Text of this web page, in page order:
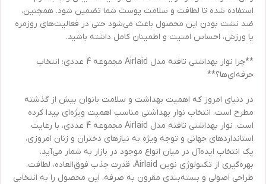
استفاده شده تا لطافت و سلامت پوست شما تضمین شود. همچنین،
ضد نشت بودن این محصول باعث می‌شود حتی در فعالیت‌های روزمره
یا ورزش، احساس امنیت و اطمینان کامل داشته باشید.
**چرا نوار بهداشتی تافته مدل Airlaid مجموعه 4 عددی؛ انتخاب
حرفه‌ای‌ها؟**
در دنیای امروز که اهمیت بهداشت و سلامت بانوان بیش از گذشته
مطرح است، انتخاب نوار بهداشتی مناسب اهمیت ویژه‌ای پیدا کرده
است. نوار بهداشتی تافته مدل Airlaid مجموعه 4 عددی، با رعایت
استانداردهای جهانی و توجه ویژه به نیازهای دختران و زنان امروزی،
یک انتخاب ایده‌آل در میان انواع موجود در بازار به شمار می‌آید.
بهره‌گیری از تکنولوژی نوین Airlaid، قدرت جذب فوق‌العاده، لطافت،
طراحی اصولی و بسته‌بندی مقرون به صرفه، این محصول را به انتخابی